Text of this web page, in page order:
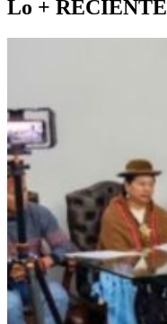
Lo + RECIENTE